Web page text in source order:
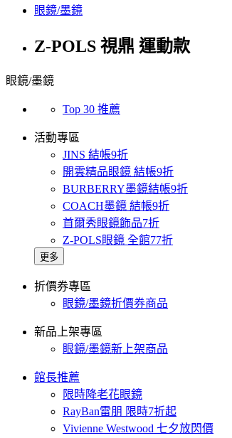
眼鏡/墨鏡
Z-POLS 視鼎 運動款
眼鏡/墨鏡
Top 30 推薦
活動專區
JINS 結帳9折
開雲精品眼鏡 結帳9折
BURBERRY墨鏡結帳9折
COACH墨鏡 結帳9折
首爾秀眼鏡飾品7折
Z-POLS眼鏡 全館77折
更多
折價券專區
眼鏡/墨鏡折價券商品
新品上架專區
眼鏡/墨鏡新上架商品
館長推薦
限時降老花眼鏡
RayBan雷朋 限時7折起
Vivienne Westwood 七夕放閃價